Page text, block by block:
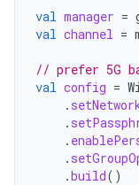
val manager =
val channel =
// prefer 5G
val config =
.
.
.
.
.build()